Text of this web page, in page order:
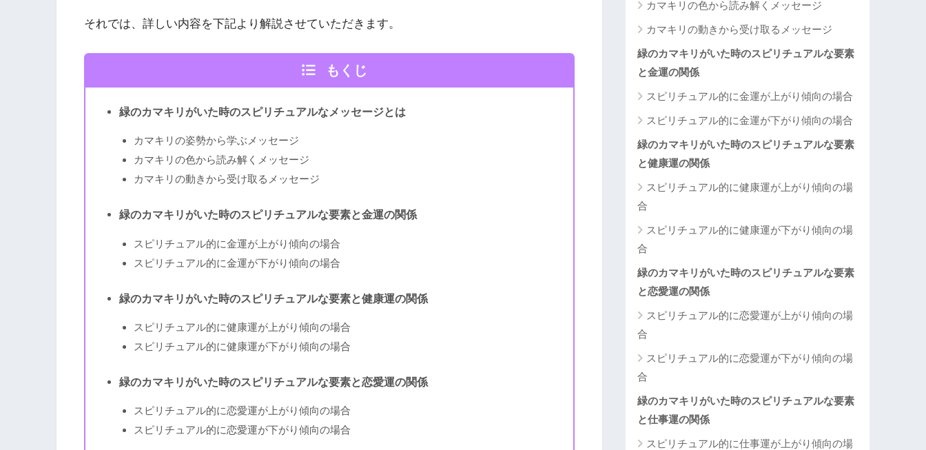
それでは、詳しい内容を下記より解説させていただきます。
もくじ
緑のカマキリがいた時のスピリチュアルなメッセージとは
カマキリの姿勢から学ぶメッセージ
カマキリの色から読み解くメッセージ
カマキリの動きから受け取るメッセージ
緑のカマキリがいた時のスピリチュアルな要素と金運の関係
スピリチュアル的に金運が上がり傾向の場合
スピリチュアル的に金運が下がり傾向の場合
緑のカマキリがいた時のスピリチュアルな要素と健康運の関係
スピリチュアル的に健康運が上がり傾向の場合
スピリチュアル的に健康運が下がり傾向の場合
緑のカマキリがいた時のスピリチュアルな要素と恋愛運の関係
スピリチュアル的に恋愛運が上がり傾向の場合
スピリチュアル的に恋愛運が下がり傾向の場合
カマキリの色から読み解くメッセージ
カマキリの動きから受け取るメッセージ
緑のカマキリがいた時のスピリチュアルな要素
と金運の関係
スピリチュアル的に金運が上がり傾向の場合
スピリチュアル的に金運が下がり傾向の場合
緑のカマキリがいた時のスピリチュアルな要素
と健康運の関係
スピリチュアル的に健康運が上がり傾向の場
合
スピリチュアル的に健康運が下がり傾向の場
合
緑のカマキリがいた時のスピリチュアルな要素
と恋愛運の関係
スピリチュアル的に恋愛運が上がり傾向の場
合
スピリチュアル的に恋愛運が下がり傾向の場
合
緑のカマキリがいた時のスピリチュアルな要素
と仕事運の関係
スピリチュアル的に仕事運が上がり傾向の場